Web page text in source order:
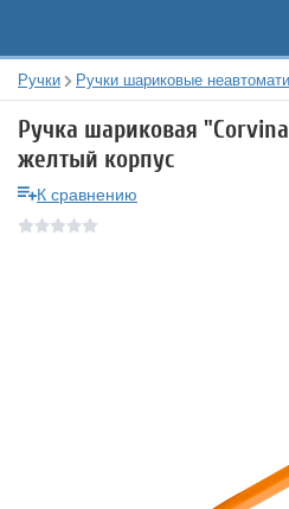
Ручки Ручки шариковые
Ручка шариковая
желтый корпус
К сравнению